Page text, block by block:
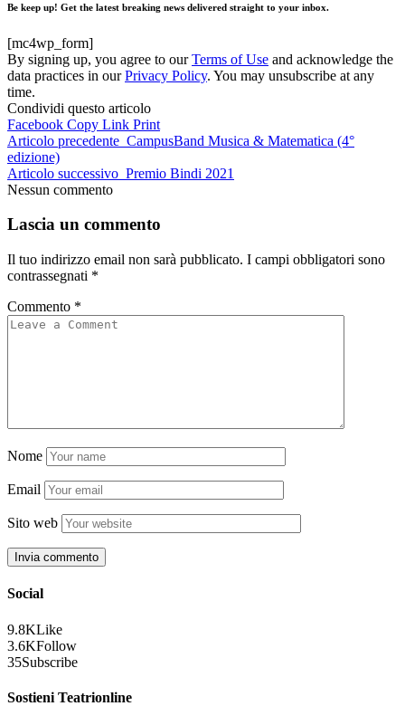
Be keep up! Get the latest breaking news delivered straight to your inbox.
[mc4wp_form]
By signing up, you agree to ourTerms of Use and acknowledge the
data practices in ourPrivacy Policy. You may unsubscribe at any
time.
Condividi questo articolo
Facebook Copy Link Print
Articolo precedente CampusBand Musica & Matematica (4°
edizione)
Articolo successivo Premio Bindi 2021
Nessun commento
Lascia un commento
Il tuo indirizzo email non sarà pubblicato. I campi obbligatori sono
contrassegnati *
Commento *
Nome
Email
Sito web
Social
9.8KLike
3.6KFollow
35Subscribe
Sostieni Teatrionline